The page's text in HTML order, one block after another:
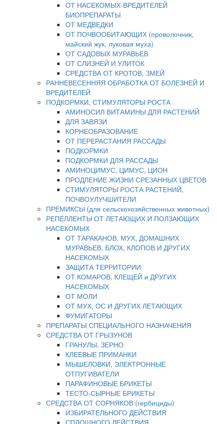
ОТ НАСЕКОМЫХ-ВРЕДИТЕЛЕЙ
БИОПРЕПАРАТЫ
ОТ МЕДВЕДКИ
ОТ ПОЧВООБИТАЮЩИХ (проволочник,
майский жук, луковая муха)
ОТ САДОВЫХ МУРАВЬЕВ
ОТ СЛИЗНЕЙ И УЛИТОК
СРЕДСТВА ОТ КРОТОВ, ЗМЕЙ
РАННЕВЕСЕННЯЯ ОБРАБОТКА ОТ БОЛЕЗНЕЙ И
ВРЕДИТЕЛЕЙ
ПОДКОРМКИ, СТИМУЛЯТОРЫ РОСТА
АМИНОСИЛ ВИТАМИНЫ ДЛЯ РАСТЕНИЙ
ДЛЯ ЗАВЯЗИ
КОРНЕОБРАЗОВАНИЕ
ОТ ПЕРЕРАСТАНИЯ РАССАДЫ
ПОДКОРМКИ
ПОДКОРМКИ ДЛЯ РАССАДЫ
АМИНОЦИМУС, ЦИМУС, ЦИОН
ПРОДЛЕНИЕ ЖИЗНИ СРЕЗАННЫХ ЦВЕТОВ
СТИМУЛЯТОРЫ РОСТА РАСТЕНИЙ,
ПОЧВОУЛУЧШИТЕЛИ
ПРЕМИКСЫ (для сельскохозяйственных животных)
РЕПЕЛЛЕНТЫ ОТ ЛЕТАЮЩИХ И ПОЛЗАЮЩИХ
НАСЕКОМЫХ
ОТ ТАРАКАНОВ, МУХ, ДОМАШНИХ
МУРАВЬЕВ, БЛОХ, КЛОПОВ И ДРУГИХ
НАСЕКОМЫХ
ЗАЩИТА ТЕРРИТОРИИ
ОТ КОМАРОВ, КЛЕЩЕЙ и ДРУГИХ
НАСЕКОМЫХ
ОТ МОЛИ
ОТ МУХ, ОС И ДРУГИХ ЛЕТАЮЩИХ
ФУМИГАТОРЫ
ПРЕПАРАТЫ СПЕЦИАЛЬНОГО НАЗНАЧЕНИЯ
СРЕДСТВА ОТ ГРЫЗУНОВ
ГРАНУЛЫ, ЗЕРНО
КЛЕЕВЫЕ ПРИМАНКИ
МЫШЕЛОВКИ, ЭЛЕКТРОННЫЕ
ОТПУГИВАТЕЛИ
ПАРАФИНОВЫЕ БРИКЕТЫ
ТЕСТО-СЫРНЫЕ БРИКЕТЫ
СРЕДСТВА ОТ СОРНЯКОВ (гербициды)
ИЗБИРАТЕЛЬНОГО ДЕЙСТВИЯ
СПЛОШНОГО ДЕЙСТВИЯ